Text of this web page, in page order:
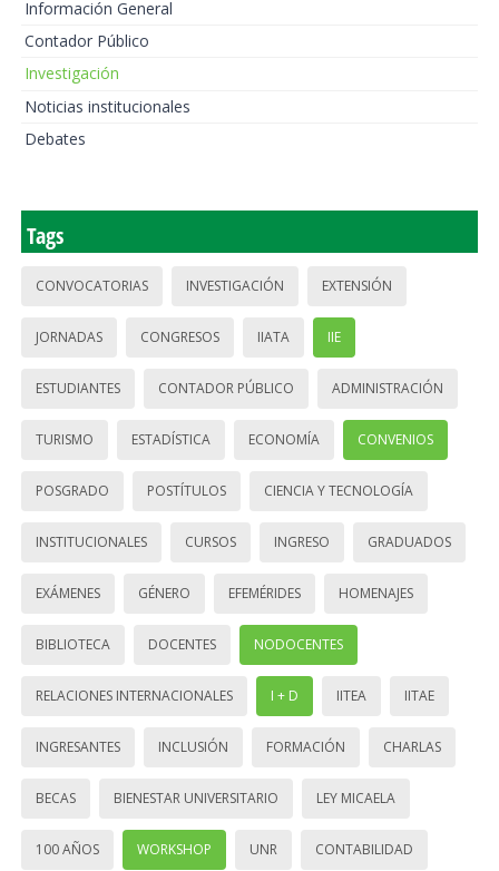
Información General
Contador Público
Investigación
Noticias institucionales
Debates
Tags
CONVOCATORIAS INVESTIGACIÓN EXTENSIÓN
JORNADAS CONGRESOS IIATA IIE
ESTUDIANTES CONTADOR PÚBLICO ADMINISTRACIÓN
TURISMO ESTADÍSTICA ECONOMÍA CONVENIOS
POSGRADO POSTÍTULOS CIENCIA Y TECNOLOGÍA
INSTITUCIONALES CURSOS INGRESO GRADUADOS
EXÁMENES GÉNERO EFEMÉRIDES HOMENAJES
BIBLIOTECA DOCENTES NODOCENTES
RELACIONES INTERNACIONALES I + D IITEA IITAE
INGRESANTES INCLUSIÓN FORMACIÓN CHARLAS
BECAS BIENESTAR UNIVERSITARIO LEY MICAELA
100 AÑOS WORKSHOP UNR CONTABILIDAD